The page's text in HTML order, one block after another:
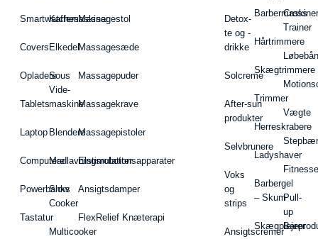
Smartwatches
Covers
Opladere
Tablets
Laptop
Computere
Powerbanks
Tastatur
Kaffemaskiner
Elkedel
Sous
Vide-
maskine
Blendere
Madlavningsrobotter
Slow
Cooker
Multicooker
Massagestol
Massagesæde
Massagepuder
Massagekrave
Massagepistoler
Elstimulationsapparater
Ansigtsdamper
FlexRelief Knæterapi
Detox-
te og -
drikke
Solcreme
After-sun
produkter
Selvbrunere
Voks
og
strips
Ansigtscremer
Hårtrimmere
Skægtrimmere
Trimmer
Herreskrabere
Ladyshaver
Barbergel
– Skum
Cross
Trainer
Vægte
Pull-
up
Barer